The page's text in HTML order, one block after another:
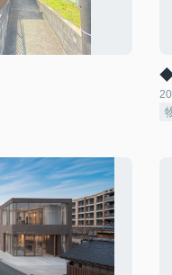
◆